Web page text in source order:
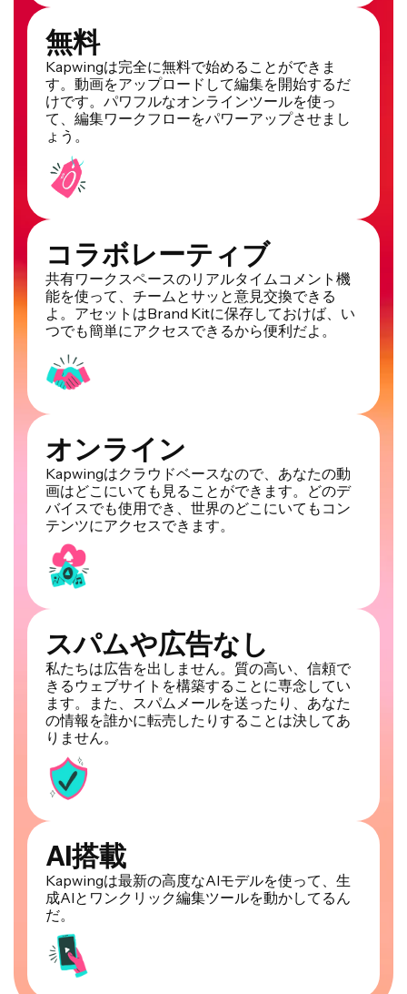
無料
Kapwingは完全に無料で始めることができま
す。動画をアップロードして編集を開始するだ
けです。パワフルなオンラインツールを使っ
て、編集ワークフローをパワーアップさせまし
ょう。
コラボレーティブ
共有ワークスペースのリアルタイムコメント機
能を使って、チームとサッと意見交換できる
よ。アセットはBrand Kitに保存しておけば、い
つでも簡単にアクセスできるから便利だよ。
オンライン
Kapwingはクラウドベースなので、あなたの動
画はどこにいても見ることができます。どのデ
バイスでも使用でき、世界のどこにいてもコン
テンツにアクセスできます。
スパムや広告なし
私たちは広告を出しません。質の高い、信頼で
きるウェブサイトを構築することに専念してい
ます。また、スパムメールを送ったり、あなた
の情報を誰かに転売したりすることは決してあ
りません。
AI搭載
Kapwingは最新の高度なAIモデルを使って、生
成AIとワンクリック編集ツールを動かしてるん
だ。